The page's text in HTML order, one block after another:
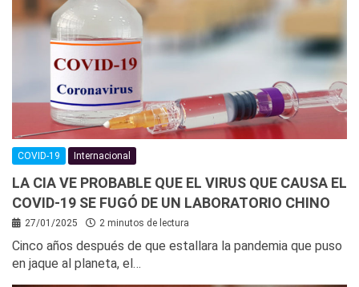
COVID-19 Internacional
LA CIA VE PROBABLE QUE EL VIRUS QUE CAUSA EL
COVID-19 SE FUGÓ DE UN LABORATORIO CHINO
27/01/2025 2 minutos de lectura
Cinco años después de que estallara la pandemia que puso
en jaque al planeta, el…